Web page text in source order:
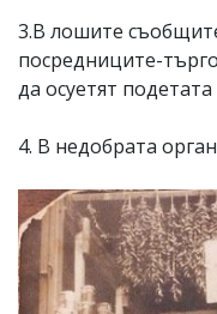
3.В лошите
посредниците-
да осуетят
4. В недобрата